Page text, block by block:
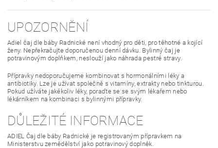
UPOZORNĚNÍ
Adiel čaj dle báby Radnické není vhodný pro děti, pro těhotné a kojící
ženy. Nepřekračujte doporučenou denní dávku. Bylinný čaj je
potravinovým doplňkem, neslouží jako náhrada pestré stravy.
Přípravky nedoporučujeme kombinovat s hormonálními léky a
antibiotiky. Lze je užívat společně s vitamíny, extrakty nebo tinkturou.
Pokud užíváte jakékoliv léky, poraďte se se svým lékařem nebo
lékárníkem na kombinaci s bylinnými přípravky.
DŮLEŽITÉ INFORMACE
ADIEL Čaj dle báby Radnické je registrovaným přípravkem na
Ministerstvu zemědělství jako potravinový doplněk.